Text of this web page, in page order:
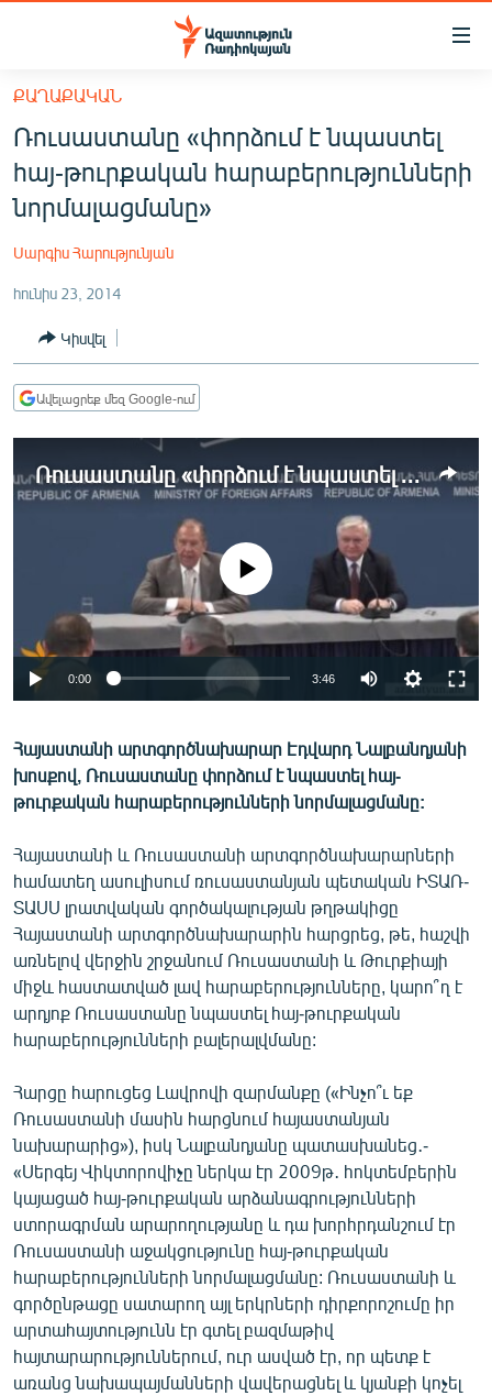
Մատչելիության
հիմնական
բովանդակությանը
Անցնել
հիմնական
մենյուին
ՔԱՂԱՔԱԿԱՆ
ՏՆՏԵՍՈՒԹՅՈՒՆ
ՂԱՐԱԲԱՂ
ՏԱՐԱԾԱՇՐՋԱՆ
ՄԵԿՆԱԲԱՆՈՒԹՅՈՒՆ
ՏՏ ԵՒ ԻՆՏԵՐՆԵՏ
ԱՐԽԻՎ
ՏԵՍԱՆՅՈՒԹԵՐ
ՁԳՏԵԼՈՎ ԼԱՎԱԳՈՒՅՆԻՆ
ՓՈԴՔԱՍԹ
Հայերեն
English
Русский
ՀԵՏԵՎԵՔ ՄԵԶ
«Ազատության» բոլոր կայքերը
ՔԱՂԱՔԱԿԱՆ
Ռուսաստանը «փորձում է նպաստել
հայ-թուրքական հարաբերությունների
նորմալացմանը»
Սարգիս Հարությունյան
հունիս 23, 2014
Կիսվել
Ավելացրեք մեզ Google-ում
Ռուսաստանը «փորձում է նպաստել հայ-թուրքական հարաբերությունների նորմալացմանը»
No media source currently available
0:00 3:46
Հայաստանի արտգործնախարար Էդվարդ Նալբանդյանի
խոսքով, Ռուսաստանը փորձում է նպաստել հայ-
թուրքական հարաբերությունների նորմալացմանը:
Հայաստանի և Ռուսաստանի արտգործնախարարների
համատեղ ասուլիսում ռուսաստանյան պետական ԻՏԱՌ-
ՏԱՍՍ լրատվական գործակալության թղթակիցը
Հայաստանի արտգործնախարարին հարցրեց, թե, հաշվի
առնելով վերջին շրջանում Ռուսաստանի և Թուրքիայի
միջև հաստատված լավ հարաբերությունները, կարո՞ղ է
արդյոք Ռուսաստանը նպաստել հայ-թուրքական
հարաբերությունների բալերալվմանը:
Հարցը հարուցեց Լավրովի զարմանքը («Ինչո՞ւ եք
Ռուսաստանի մասին հարցնում հայաստանյան
նախարարից»), իսկ Նալբանդյանը պատասխանեց․-
«Սերգեյ Վիկտորովիչը ներկա էր 2009թ․ հոկտեմբերին
կայացած հայ-թուրքական արձանագրությունների
ստորագրման արարողությանը և դա խորհրդանշում էր
Ռուսաստանի աջակցությունը հայ-թուրքական
հարաբերությունների նորմալացմանը: Ռուսաստանի և
գործընթացը սատարող այլ երկրների դիրքորոշումը իր
արտահայտությունն էր գտել բազմաթիվ
հայտարարություններում, ուր ասված էր, որ պետք է
առանց նախապայմանների վավերացնել և կյանքի կոչել